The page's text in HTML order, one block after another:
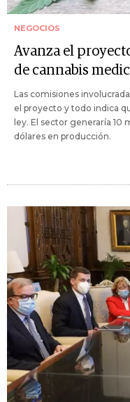
NEGOCIOS
Avanza el
de cannabis
Las comisiones
el proyecto y todo indica
ley. El sector generaría 10
dólares en producción.